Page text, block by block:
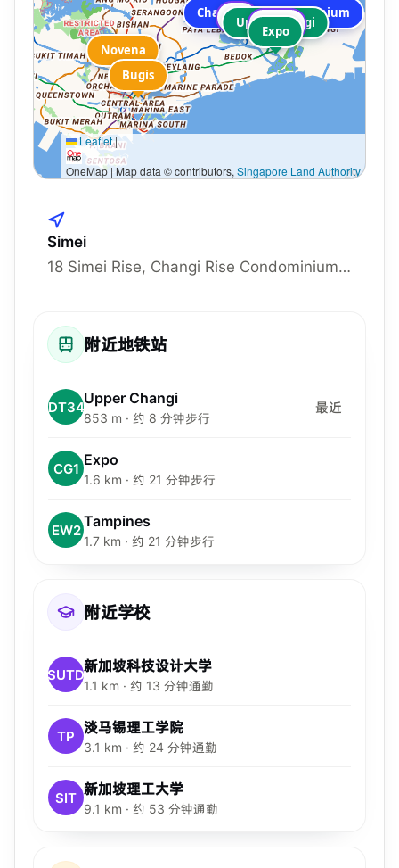
Changi Rise Condominium
Upper Changi
Expo
Tampines
SUTD
TP
Bugis
Novena
Leaflet|
OneMap | Map data © contributors, Singapore Land Authority
Simei
18 Simei Rise, Changi Rise Condominium, Singapore 528808, 528808
附近地铁站
DT34Upper Changi
853 m · 约 8 分钟步行
最近
CG1 Expo
1.6 km · 约 21 分钟步行
EW2Tampines
1.7 km · 约 21 分钟步行
附近学校
SUTD新加坡科技设计大学
1.1 km · 约 13 分钟通勤
TP 淡马锡理工学院
3.1 km · 约 24 分钟通勤
SIT 新加坡理工大学
9.1 km · 约 53 分钟通勤